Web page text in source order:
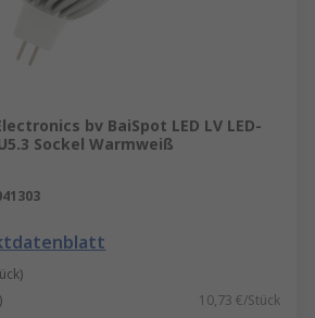
bv BaiSpot LED LV LED-
Sockel Warmweiß
10,73 €/Stück